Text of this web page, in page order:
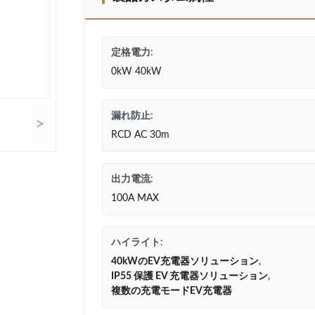
>
定格電力:
0kW 40kW
漏れ防止:
RCD AC 30m
出力電流:
100A MAX
ハイライト:
40kWのEV充電器ソリューション,
IP55 保護 EV 充電器ソリューション,
複数の充電モードEV充電器